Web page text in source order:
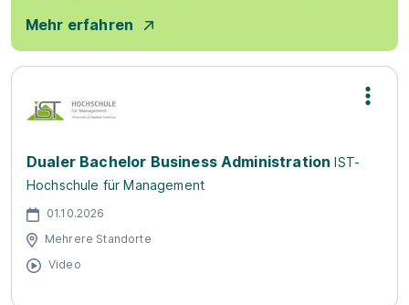
Mehr erfahren
Dualer Bachelor Business Administration IST-
Hochschule für Management
01.10.2026
Mehrere Standorte
Video